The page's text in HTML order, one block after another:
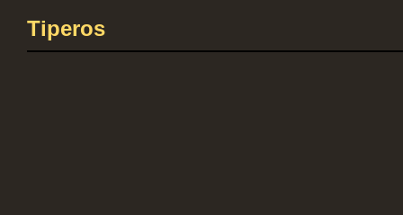
Tiperos